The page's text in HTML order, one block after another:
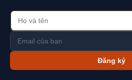
Đăng ký